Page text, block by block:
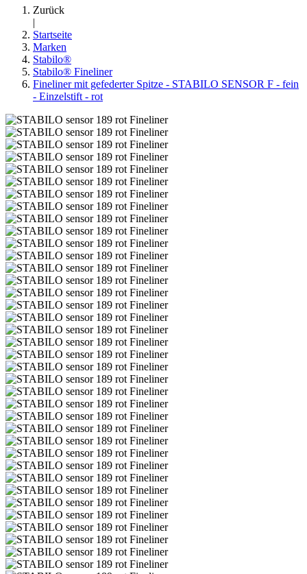
Zurück
|
Startseite
Marken
Stabilo®
Stabilo® Fineliner
Fineliner mit gefederter Spitze - STABILO SENSOR F - fein
- Einzelstift - rot